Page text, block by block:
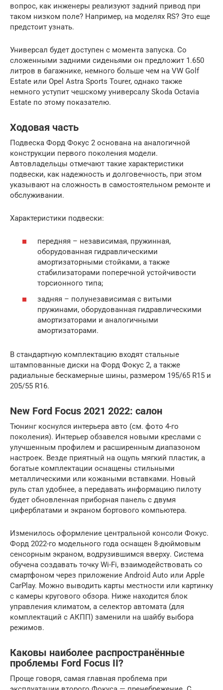
вопрос, как инженеры реализуют задний привод при
таком низком поле? Например, на моделях RS? Это еще
предстоит узнать.
Универсал будет доступен с момента запуска. Со
сложенными задними сиденьями он предложит 1.650
литров в багажнике, немного больше чем на VW Golf
Estate или Opel Astra Sports Tourer, однако также
немного уступит чешскому универсалу Skoda Octavia
Estate по этому показателю.
Ходовая часть
Подвеска Форд Фокус 2 основана на аналогичной
конструкции первого поколения модели.
Автовладельцы отмечают такие характеристики
подвески, как надежность и долговечность, при этом
указывают на сложность в самостоятельном ремонте и
обслуживании.
Характеристики подвески:
передняя – независимая, пружинная,
оборудованная гидравлическими
амортизаторными стойками, а также
стабилизаторами поперечной устойчивости
торсионного типа;
задняя – полунезависимая с витыми
пружинами, оборудованная гидравлическими
амортизаторами и аналогичными
амортизаторами.
В стандартную комплектацию входят стальные
штампованные диски на Форд Фокус 2, а также
радиальные бескамерные шины, размером 195/65 R15 и
205/55 R16.
New Ford Focus 2021 2022: салон
Тюнинг коснулся интерьера авто (см. фото 4-го
поколения). Интерьер обзавелся новыми креслами с
улучшенным профилем и расширенным диапазоном
настроек. Везде приятный на ощупь мягкий пластик, а
богатые комплектации оснащены стильными
металлическими или кожаными вставками. Новый
руль стал удобнее, а передавать информацию пилоту
будет обновленная приборная панель с двумя
циферблатами и экраном бортового компьютера.
Изменилось оформление центральной консоли Фокус.
Форд 2022-го модельного года оснащен 8-дюймовым
сенсорным экраном, водрузившимся вверху. Система
обучена создавать точку Wi-Fi, взаимодействовать со
смартфоном через приложение Android Auto или Apple
CarPlay. Можно выводить карты местности или картинку
с камеры кругового обзора. Ниже находится блок
управления климатом, а селектор автомата (для
комплектаций с АКПП) заменили на шайбу выбора
режимов.
Каковы наиболее распространённые
проблемы Ford Focus II?
Проще говоря, самая главная проблема при